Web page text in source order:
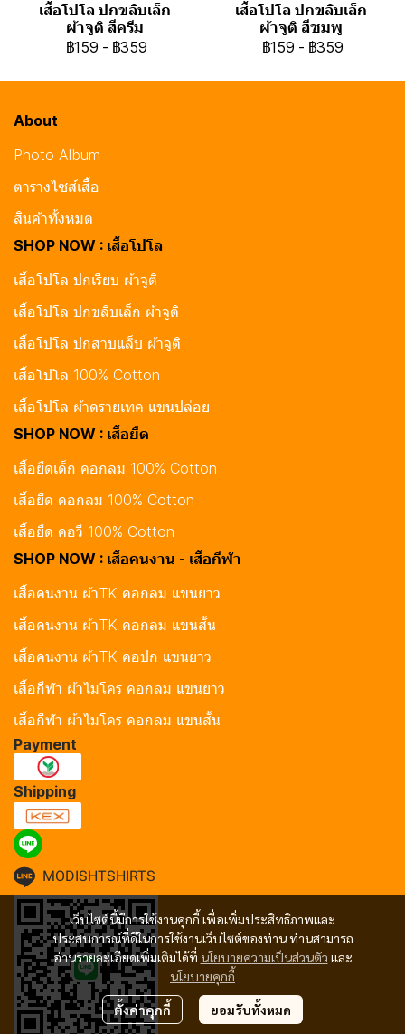
เสื้อโปโล ปกขลิบเล็ก
ผ้าจูติ สีครีม
฿159 - ฿359
เสื้อโปโล ปกขลิบเล็ก
ผ้าจูติ สีชมพู
฿159 - ฿359
เว็บไซต์นี้มีการใช้งานคุกกี้ เพื่อเพิ่มประสิทธิภาพและ
ประสบการณ์ที่ดีในการใช้งานเว็บไซต์ของท่าน ท่านสามารถ
อ่านรายละเอียดเพิ่มเติมได้ที่ นโยบายความเป็นส่วนตัว และ
นโยบายคุกกี้
ตั้งค่าคุกกี้ ยอมรับทั้งหมด
About
Photo Album
ตารางไซส์เสื้อ
สินค้าทั้งหมด
SHOP NOW : เสื้อโปโล
เสื้อโปโล ปกเรียบ ผ้าจูติ
เสื้อโปโล ปกขลิบเล็ก ผ้าจูติ
เสื้อโปโล ปกสาบแล็บ ผ้าจูติ
เสื้อโปโล 100% Cotton
เสื้อโปโล ผ้าดรายเทค แขนปล่อย
SHOP NOW : เสื้อยืด
เสื้อยืดเด็ก คอกลม 100% Cotton
เสื้อยืด คอกลม 100% Cotton
เสื้อยืด คอวี 100% Cotton
SHOP NOW : เสื้อคนงาน - เสื้อกีฬา
เสื้อคนงาน ผ้าTK คอกลม แขนยาว
เสื้อคนงาน ผ้าTK คอกลม แขนสั้น
เสื้อคนงาน ผ้าTK คอปก แขนยาว
เสื้อกีฬา ผ้าไมโคร คอกลม แขนยาว
เสื้อกีฬา ผ้าไมโคร คอกลม แขนสั้น
Payment
Shipping
MODISHTSHIRTS